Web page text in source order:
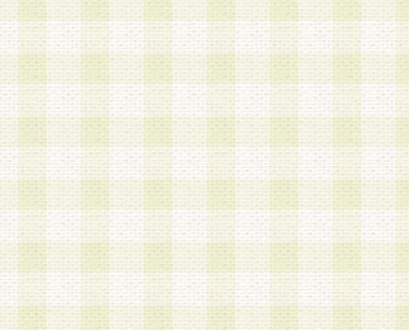
人を識別できる情報について第三者に開示または
社は事前に会員本人の同意を得るものとします。
3.前項の定めに拘わらず、当社は、以下の目的に
意を 得ることなく、会員個人を識別できる情報
づき選定した委託業者に対して当社の責任におい
できるものとします。な お、当社は、当該委託
契約を締結しこれを遵守させるとともに、本規約
の注意をもって当該情報を使用させるものとし ま
a.本サービスに係る謝礼、景品、調査サンプル品
b.会員からの電話、メール等の問い合わせなどへ
c.モバイルリサーチ、またはグループ形式による
実施もしくは運営
d.その他これらに付随する業務